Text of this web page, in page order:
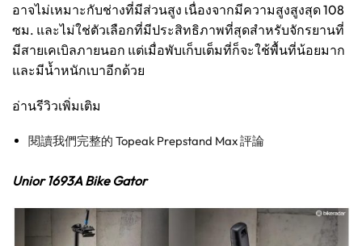
อาจไม่เหมาะกับช่างที่มีส่วนสูง เนื่องจากมีความสูงสูงสุด 108
ซม. และไม่ใช่ตัวเลือกที่มีประสิทธิภาพที่สุดสำหรับจักรยานที่
มีสายเคเบิลภายนอก แต่เมื่อพับเก็บเต็มที่ก็จะใช้พื้นที่น้อยมาก
และมีน้ำหนักเบาอีกด้วย
อ่านรีวิวเพิ่มเติม
閱讀我們完整的 Topeak Prepstand Max 評論
Unior 1693A Bike Gator